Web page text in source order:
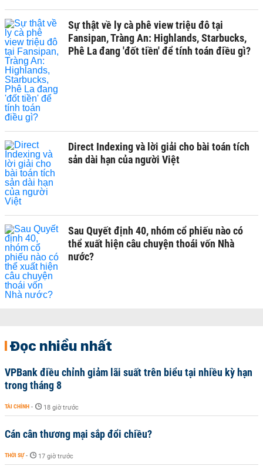
Sự thật về ly cà phê view triệu đô tại
Fansipan, Tràng An: Highlands, Starbucks,
Phê La đang 'đốt tiền' để tính toán điều gì?
Direct Indexing và lời giải cho bài toán tích
sản dài hạn của người Việt
Sau Quyết định 40, nhóm cổ phiếu nào có
thể xuất hiện câu chuyện thoái vốn Nhà
nước?
Đọc nhiều nhất
VPBank điều chỉnh giảm lãi suất trên biểu tại nhiều kỳ hạn
trong tháng 8
TÀI CHÍNH - 18 giờ trước
Cán cân thương mại sắp đổi chiều?
THỜI SỰ - 17 giờ trước